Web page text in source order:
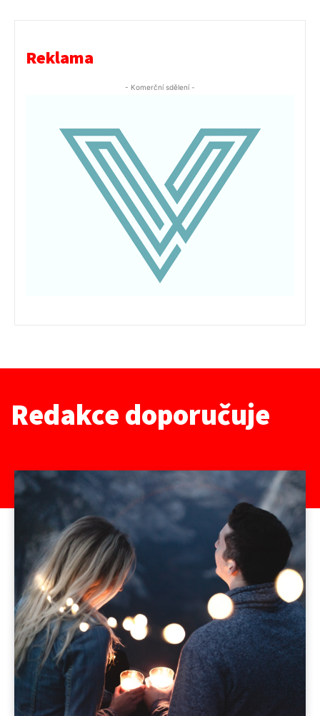
Reklama
- Komerční sdělení -
Redakce doporučuje